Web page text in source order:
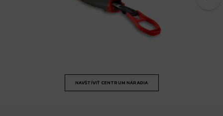
NAVŠTÍVIŤ CENTRUM NÁRADIA